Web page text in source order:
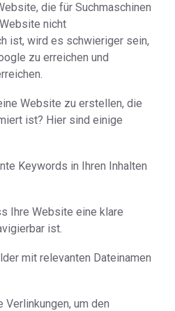
die für Suchmaschinen
nicht
ist, wird es schwieriger sein,
zu erreichen und
Website zu erstellen, die
ist? Hier sind einige
Keywords in Ihren Inhalten
Ihre Website eine klare
ist.
mit relevanten Dateinamen
um den